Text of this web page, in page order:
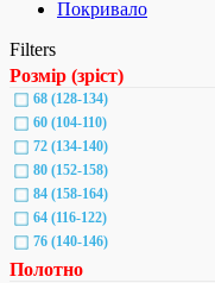
Покривало
Filters
Розмір (зріст)
68 (128-134)
60 (104-110)
72 (134-140)
80 (152-158)
84 (158-164)
64 (116-122)
76 (140-146)
Полотно